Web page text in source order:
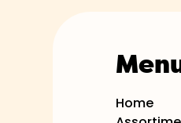
Home